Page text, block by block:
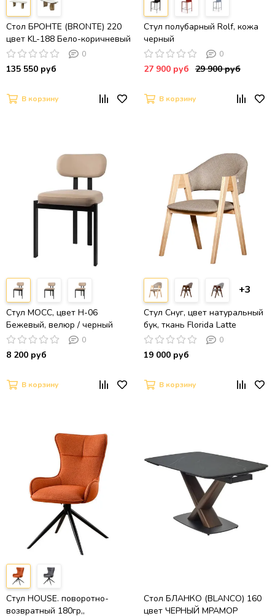
Стол БРОНТЕ (BRONTE) 220
цвет KL-188 Бело-коричневый
мрамор керамика/ ШАМПАНЬ,
®DISAUR
0
135 550 руб
В корзину
Стул полубарный Rolf, кожа
черный
0
27 900 руб 29 900 руб
В корзину
Стул МОСС, цвет H-06
Бежевый, велюр / черный
каркас
0
8 200 руб
В корзину
+3
Cтул Снуг, цвет натуральный
бук, ткань Florida Latte
0
19 000 руб
В корзину
Стул HOUSE. поворотно-
возвратный 180гр,,
Стол БЛАНКО (BLANCO) 160
цвет ЧЕРНЫЙ МРАМОР